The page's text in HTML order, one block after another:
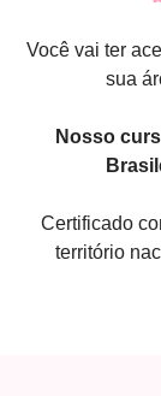
Você vai ter
sua
Nosso
Certificado
território